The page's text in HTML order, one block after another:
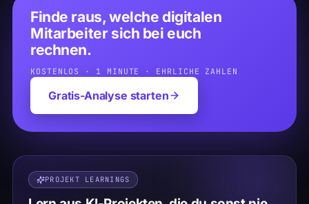
Finde raus, welche digitalen
Mitarbeiter sich bei euch
rechnen.
KOSTENLOS · 1 MINUTE · EHRLICHE ZAHLEN
Gratis-Analyse starten
PROJEKT LEARNINGS